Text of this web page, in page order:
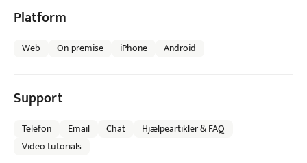
Platform
Web On-premise iPhone Android
Support
Telefon Email Chat
Hjælpeartikler & FAQ
Video tutorials